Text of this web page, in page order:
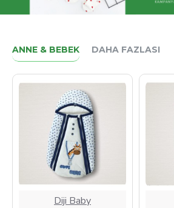
ANNE & BEBEK DAHA FAZLASI
Diji Baby